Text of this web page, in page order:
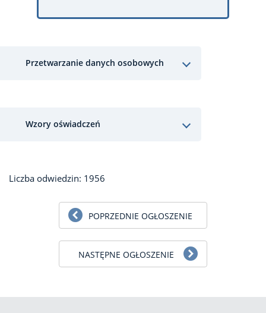
Przetwarzanie danych osobowych
Wzory oświadczeń
Liczba odwiedzin: 1956
POPRZEDNIE OGŁOSZENIE
NASTĘPNE OGŁOSZENIE